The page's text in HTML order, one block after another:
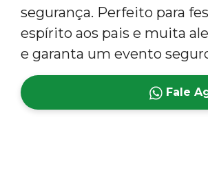
segurança. Perfeito para
espírito aos pais e muita
e garanta um evento
Fale